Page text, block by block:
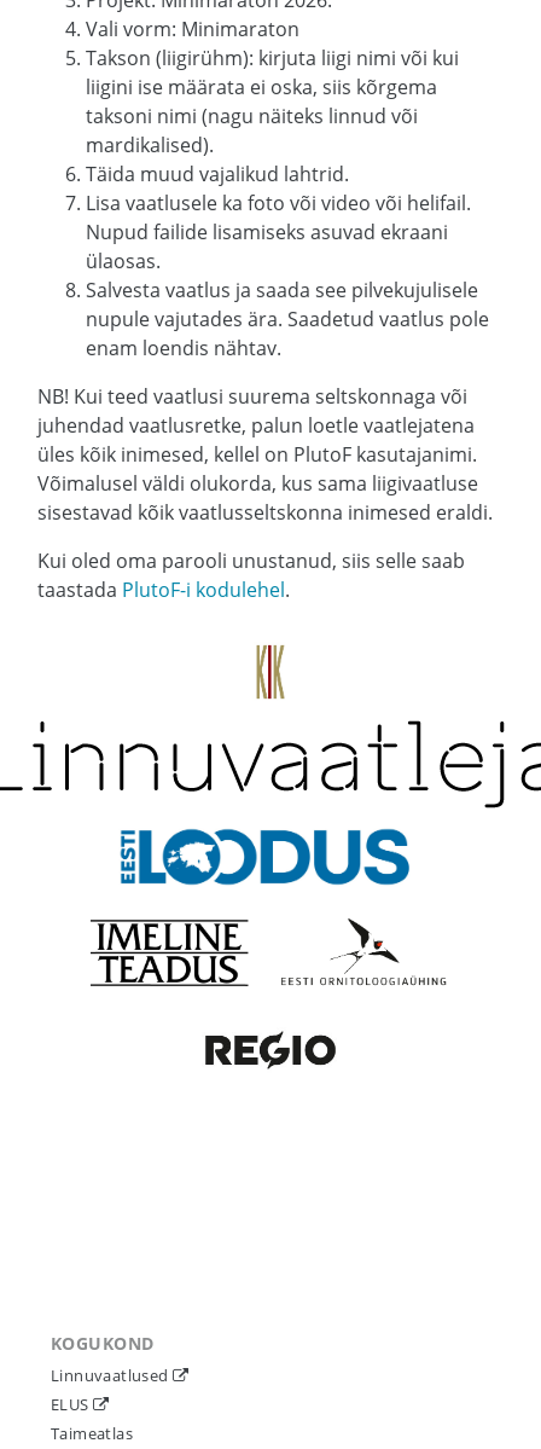
Vali vorm: Minimaraton
Takson (liigirühm): kirjuta liigi nimi või kui
liigini ise määrata ei oska, siis kõrgema
taksoni nimi (nagu näiteks linnud või
mardikalised).
Täida muud vajalikud lahtrid.
Lisa vaatlusele ka foto või video või helifail.
Nupud failide lisamiseks asuvad ekraani
ülaosas.
Salvesta vaatlus ja saada see pilvekujulisele
nupule vajutades ära. Saadetud vaatlus pole
enam loendis nähtav.
NB! Kui teed vaatlusi suurema seltskonnaga või
juhendad vaatlusretke, palun loetle vaatlejatena
üles kõik inimesed, kellel on PlutoF kasutajanimi.
Võimalusel väldi olukorda, kus sama liigivaatluse
sisestavad kõik vaatlusseltskonna inimesed eraldi.
Kui oled oma parooli unustanud, siis selle saab
taastada PlutoF-i kodulehel.
KOGUKOND
Linnuvaatlused
ELUS
Taimeatlas